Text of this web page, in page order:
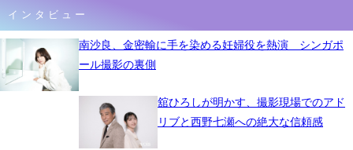
インタビュー
南沙良、金密輸に手を染める妊婦役を熱演 シンガポ
ール撮影の裏側
舘ひろしが明かす、撮影現場でのアド
リブと西野七瀬への絶大な信頼感